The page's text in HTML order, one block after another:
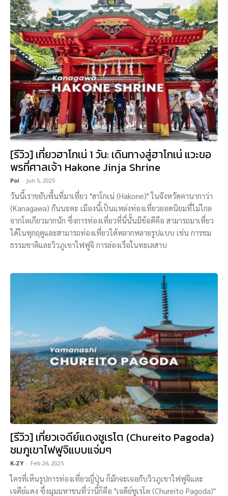
[รีวิว] เที่ยวฮาโกเน่ 1 วัน: เดินทางสู่ฮาโกเน่ แวะขอ
พรที่ศาลเจ้า Hakone Jinja Shrine
Poi - Jun 5, 2025
วันนี้เราขยับพื้นที่มาเที่ยว "ฮาโกเน่ (Hakone)" ในจังหวัดคานากาว่า
(Kanagawa) กันนะคะ เมืองนี้เป็นแหล่งท่องเที่ยวยอดนิยมที่ไม่ไกล
จากโตเกียวมากนัก ซึ่งการท่องเที่ยวที่นี่นั้นมีข้อดีคือ สามารถมาเที่ยว
ได้ในทุกฤดูและสามารถท่องเที่ยวได้หลากหลายรูปแบบ เช่น การชม
ธรรมชาติและวิวภูเขาไฟฟูจิ การล่องเรือในทะเลสาบ
[รีวิว] เที่ยวเจดีย์แดงชูเรโต (Chureito Pagoda)
ชมภูเขาไฟฟูจิแบบแจ่มๆ
K-ZY - Feb 26, 2025
ใครที่เห็นรูปการท่องเที่ยวญี่ปุ่น ก็มักจะเจอกับวิวภูเขาไฟฟูจิและ
เจดีย์แดง ซึ่งมุมมหาชนที่ว่านี้ก็คือ "เจดีย์ชูเรโต (Chureito Pagoda)"